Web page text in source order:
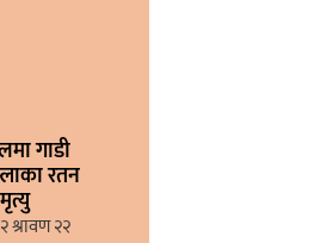
गाडी
रतन
श्रावण २२